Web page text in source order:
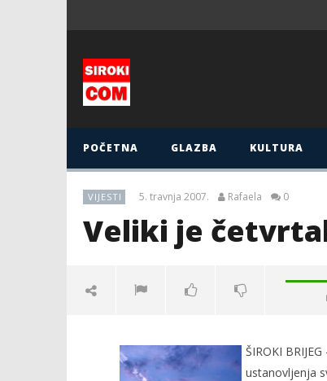
POČETNA GLAZBA KULTURA
VIJESTI 5. travnja 2007. Rafaela 0
Veliki je
travnja
ŠIROKI
ustanovljenja